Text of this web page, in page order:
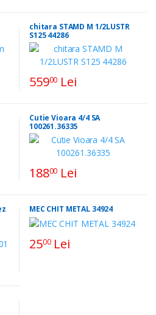
chitara STAMD M 1/2LUSTR
S125 44286
55900 Lei
Cutie Vioara 4/4 SA
100261.36335
18800 Lei
MEC CHIT METAL 34924
2500Lei